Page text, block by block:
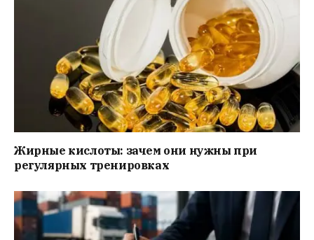
Жирные кислоты: зачем они нужны при
регулярных тренировках